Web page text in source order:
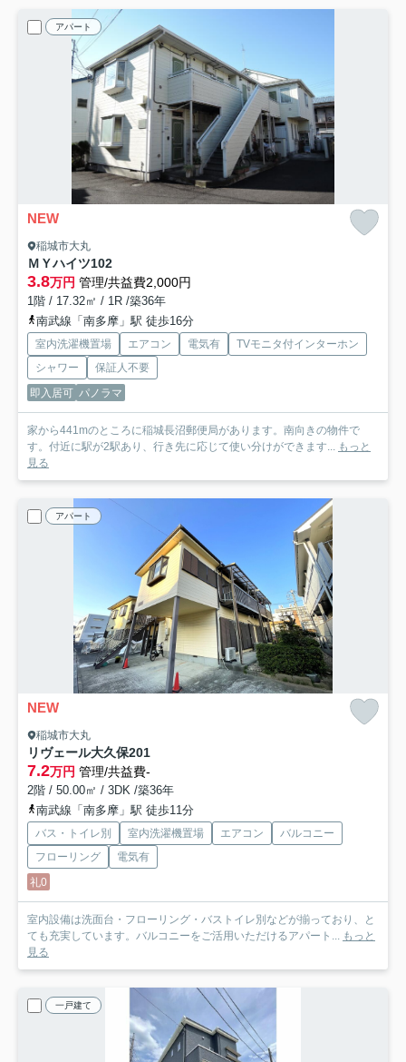
アパート
NEW
稲城市大丸
ＭＹハイツ102
3.8万円 管理/共益費2,000円
1階 / 17.32㎡ / 1R /築36年
南武線「南多摩」駅 徒歩16分
室内洗濯機置場 エアコン 電気有
TVモニタ付インターホン
シャワー
保証人不要
即入居可 パノラマ
家から441mのところに稲城長沼郵便局があります。南向きの物件で
す。付近に駅が2駅あり、行き先に応じて使い分けができます... もっと
見る
アパート
NEW
稲城市大丸
リヴェール大久保201
7.2万円 管理/共益費-
2階 / 50.00㎡ / 3DK /築36年
南武線「南多摩」駅 徒歩11分
バス・トイレ別 室内洗濯機置場 エアコン
バルコニー
フローリング
電気有
礼0
室内設備は洗面台・フローリング・バストイレ別などが揃っており、と
ても充実しています。バルコニーをご活用いただけるアパート... もっと
見る
一戸建て